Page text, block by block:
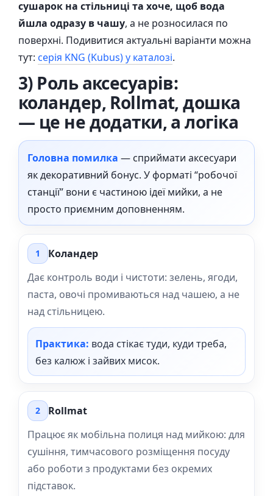
сушарок на стільниці та хоче, щоб вода
йшла одразу в чашу, а не розносилася по
поверхні. Подивитися актуальні варіанти можна
тут: серія KNG (Kubus) у каталозі.
3) Роль аксесуарів:
коландер, Rollmat, дошка
— це не додатки, а логіка
Головна помилка — сприймати аксесуари
як декоративний бонус. У форматі “робочої
станції” вони є частиною ідеї мийки, а не
просто приємним доповненням.
1
Коландер
Дає контроль води і чистоти: зелень, ягоди,
паста, овочі промиваються над чашею, а не
над стільницею.
Практика: вода стікає туди, куди треба,
без калюж і зайвих мисок.
2
Rollmat
Працює як мобільна полиця над мийкою: для
сушіння, тимчасового розміщення посуду
або роботи з продуктами без окремих
підставок.